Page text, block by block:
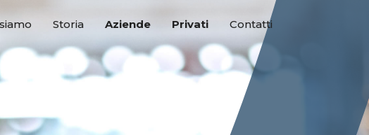
Storia Aziende Privati Contatti